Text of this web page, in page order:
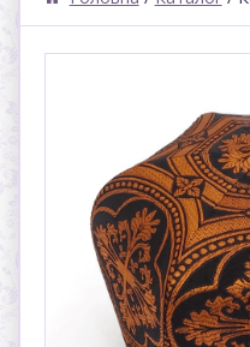
КАТАЛОГ
КОНТАКТИ
КОШИК